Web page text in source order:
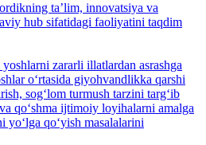
taʼlim, innovatsiya va
hub sifatidagi faoliyatini taqdim
zararli illatlardan asrashga
o‘rtasida giyohvandlikka qarshi
sog‘lom turmush tarzini targ‘ib
qo‘shma ijtimoiy loyihalarni amalga
yo‘lga qo‘yish masalalarini